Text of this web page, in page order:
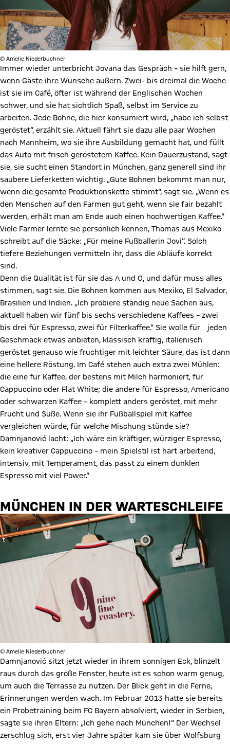
© Amelie Niederbuchner
Immer wieder unterbricht Jovana das Gespräch – sie hilft gern,
wenn Gäste ihre Wünsche äußern. Zwei- bis dreimal die Woche
ist sie im Café, öfter ist während der Englischen Wochen
schwer, und sie hat sichtlich Spaß, selbst im Service zu
arbeiten. Jede Bohne, die hier konsumiert wird, „habe ich selbst
geröstet“, erzählt sie. Aktuell fährt sie dazu alle paar Wochen
nach Mannheim, wo sie ihre Ausbildung gemacht hat, und füllt
das Auto mit frisch geröstetem Kaffee. Kein Dauerzustand, sagt
sie, sie sucht einen Standort in München, ganz generell sind ihr
saubere Lieferketten wichtig. „Gute Bohnen bekommt man nur,
wenn die gesamte Produktionskette stimmt“, sagt sie. „Wenn es
den Menschen auf den Farmen gut geht, wenn sie fair bezahlt
werden, erhält man am Ende auch einen hoch­wertigen Kaffee.“
Viele Farmer lernte sie persönlich kennen, Thomas aus Mexiko
schreibt auf die Säcke: „Für meine Fußballerin Jovi“. Solch
tiefere Beziehungen vermitteln ihr, dass die Abläufe korrekt
sind.
Denn die Qualität ist für sie das A und O, und dafür muss alles
stimmen, sagt sie. Die Bohnen kommen aus Mexiko, El Salvador,
Brasilien und Indien. „Ich probiere ständig neue Sachen aus,
aktuell haben wir fünf bis sechs verschiedene Kaffees – zwei
bis drei für Espresso, zwei für Filterkaffee.“ Sie wolle für jeden
Geschmack etwas anbieten, klassisch kräftig, italienisch
geröstet genauso wie fruchtiger mit leichter Säure, das ist dann
eine hellere Röstung. Im Café stehen auch extra zwei Mühlen:
die eine für Kaffee, der bestens mit Milch harmoniert, für
Cappuccino oder Flat White; die andere für Espresso, Americano
oder schwarzen Kaffee – komplett anders geröstet, mit mehr
Frucht und Süße. Wenn sie ihr Fußballspiel mit Kaffee
vergleichen würde, für welche Mischung stünde sie?
Damnjanović lacht: „Ich wäre ein kräftiger, würziger Espresso,
kein kreativer Cappuccino – mein Spielstil ist hart arbeitend,
intensiv, mit Temperament, das passt zu einem dunklen
Espresso mit viel Power.“
MÜNCHEN IN DER WARTESCHLEIFE
© Amelie Niederbuchner
Damnjanović sitzt jetzt wieder in ihrem sonnigen Eck, blinzelt
raus durch das große Fenster, heute ist es schon warm genug,
um auch die Terrasse zu nutzen. Der Blick geht in die Ferne,
Erinnerungen werden wach. Im Februar 2013 hatte sie bereits
ein Probetraining beim FC Bayern absolviert, wieder in Serbien,
sagte sie ihren Eltern: „Ich gehe nach München!“ Der Wechsel
zerschlug sich, erst vier Jahre später kam sie über Wolfsburg